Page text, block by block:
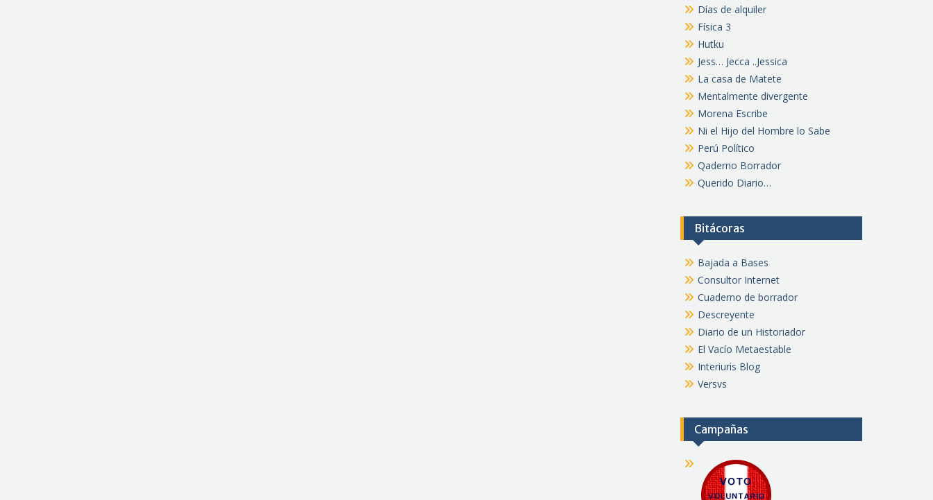
Días de alquiler
Física 3
Hutku
Jess… Jecca ..Jessica
La casa de Matete
Mentalmente divergente
Morena Escribe
Ni el Hijo del Hombre lo Sabe
Perú Político
Qaderno Borrador
Querido Diario…
Bitácoras
Bajada a Bases
Consultor Internet
Cuaderno de borrador
Descreyente
Diario de un Historiador
El Vacío Metaestable
Interiuris Blog
Versvs
Campañas